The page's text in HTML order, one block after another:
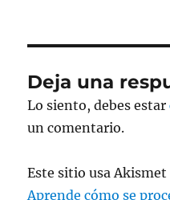
Deja una
Lo siento, debes estar
un comentario.
Este sitio usa
Aprende cómo se